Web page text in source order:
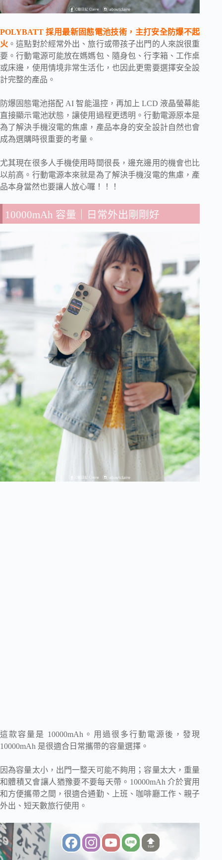
POLYBATT 採用最新固態電池技術，主打安全防爆不起
火 。這點對於經常外出、旅行或帶孩子出門的人來說很重
要。行動電源可能放在媽媽包、隨身包、行李箱、工作桌
或床邊，使用情境非常生活化，也因此更需要選擇安全設
計完整的產品。
防爆固態電池搭配 AI 智能溫控，再加上 LCD 液晶螢幕能
直接顯示電池狀態，讓使用過程更透明。行動電源原本是
為了解決手機沒電的焦慮，產品本身的安全設計自然也會
成為選購時很重要的考量。
尤其現在很多人手機使用時間很長，邊充邊用的機會也比
以前高。行動電源本來就是為了解決手機沒電的焦慮，產
品本身當然也要讓人放心囉！！！
10000mAh 容量｜日常外出剛剛好
這款容量是 10000mAh。用過很多行動電源後，發現
10000mAh 是很適合日常攜帶的容量選擇。
因為容量太小，出門一整天可能不夠用；容量太大，重量
和體積又會讓人猶豫要不要每天帶。10000mAh 介於實用
和方便攜帶之間，很適合通勤、上班、咖啡廳工作、親子
外出、短天數旅行使用。
TOP